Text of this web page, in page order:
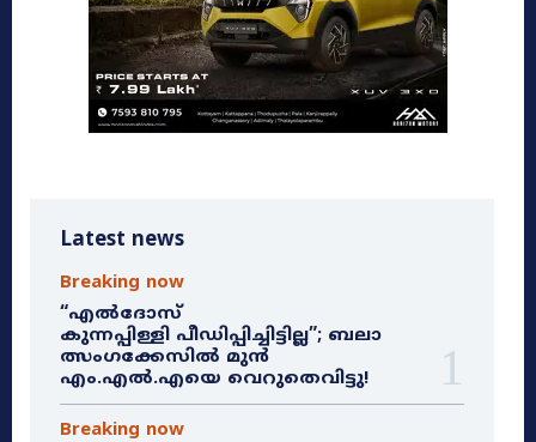
Latest news
Breaking now
“എൽദോസ്
കുന്നപ്പിള്ളി പീഡിപ്പിച്ചിട്ടില്ല”; ബലാ
ത്സംഗക്കേസിൽ മുൻ
എം.എൽ.എയെ വെറുതെവിട്ടു!
Breaking now